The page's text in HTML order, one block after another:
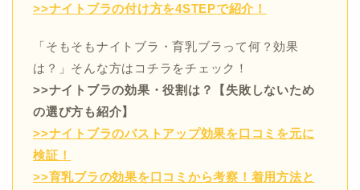
>>ナイトブラの付け方を4STEPで紹介！
「そもそもナイトブラ・育乳ブラって何？効果
は？」そんな方はコチラをチェック！
>>ナイトブラの効果・役割は？【失敗しないため
の選び方も紹介】
>>ナイトブラのバストアップ効果を口コミを元に
検証！
>>育乳ブラの効果を口コミから考察！着用方法と